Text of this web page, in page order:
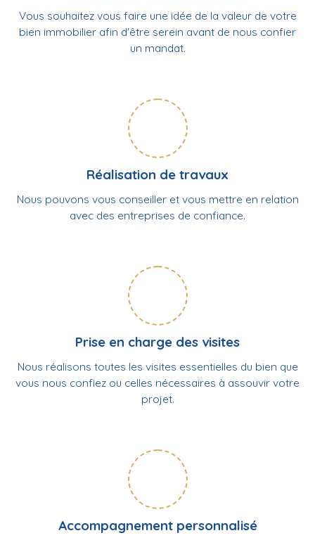
Vous souhaitez vous faire une idée de la valeur de votre
bien immobilier afin d'être serein avant de nous confier
un mandat.
Réalisation de travaux
Nous pouvons vous conseiller et vous mettre en relation
avec des entreprises de confiance.
Prise en charge des visites
Nous réalisons toutes les visites essentielles du bien que
vous nous confiez ou celles nécessaires à assouvir votre
projet.
Accompagnement personnalisé